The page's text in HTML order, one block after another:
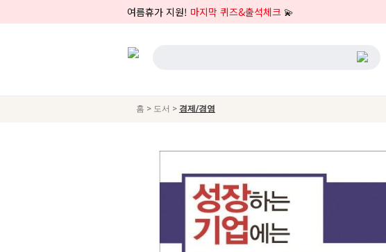
여름휴가 지원! 마지막 퀴즈&출석체크 💫
홈 > 도서 > 경제/경영